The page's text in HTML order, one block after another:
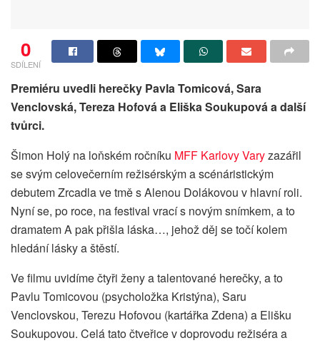
0
SDÍLENÍ
Premiéru uvedli herečky Pavla Tomicová, Sara
Venclovská, Tereza Hofová a Eliška Soukupová a další
tvůrci.
Šimon Holý na loňském ročníku MFF Karlovy Varyzazářil
se svým celovečerním režisérským a scénáristickým
debutem Zrcadla ve tmě s Alenou Dolákovou v hlavní roli.
Nyní se, po roce, na festival vrací s novým snímkem, a to
dramatem A pak přišla láska…, jehož děj se točí kolem
hledání lásky a štěstí.
Ve filmu uvidíme čtyři ženy a talentované herečky, a to
Pavlu Tomicovou (psycholožka Kristýna), Saru
Venclovskou, Terezu Hofovou (kartářka Zdena) a Elišku
Soukupovou. Celá tato čtveřice v doprovodu režiséra a